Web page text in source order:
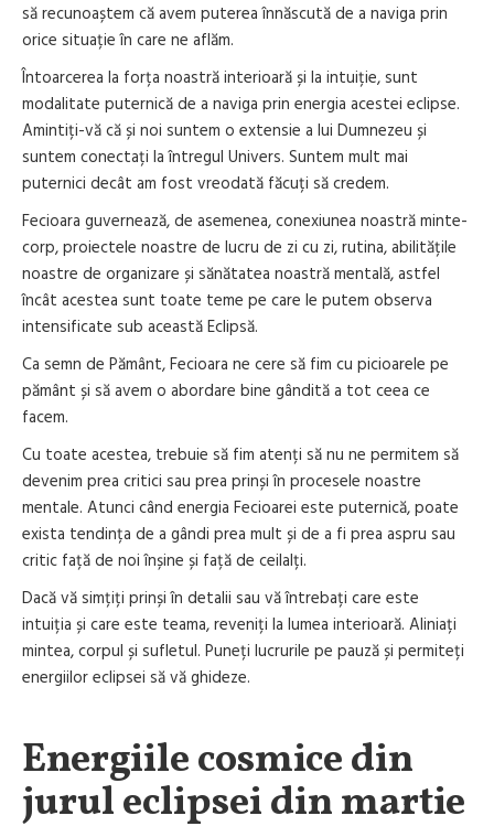
să recunoaștem că avem puterea înnăscută de a naviga prin
orice situație în care ne aflăm.
Întoarcerea la forța noastră interioară și la intuiție, sunt
modalitate puternică de a naviga prin energia acestei eclipse.
Amintiți-vă că și noi suntem o extensie a lui Dumnezeu și
suntem conectați la întregul Univers. Suntem mult mai
puternici decât am fost vreodată făcuți să credem.
Fecioara guvernează, de asemenea, conexiunea noastră minte-
corp, proiectele noastre de lucru de zi cu zi, rutina, abilitățile
noastre de organizare și sănătatea noastră mentală, astfel
încât acestea sunt toate teme pe care le putem observa
intensificate sub această Eclipsă.
Ca semn de Pământ, Fecioara ne cere să fim cu picioarele pe
pământ și să avem o abordare bine gândită a tot ceea ce
facem.
Cu toate acestea, trebuie să fim atenți să nu ne permitem să
devenim prea critici sau prea prinși în procesele noastre
mentale. Atunci când energia Fecioarei este puternică, poate
exista tendința de a gândi prea mult și de a fi prea aspru sau
critic față de noi înșine și față de ceilalți.
Dacă vă simțiți prinși în detalii sau vă întrebați care este
intuiția și care este teama, reveniți la lumea interioară. Aliniați
mintea, corpul și sufletul. Puneți lucrurile pe pauză și permiteți
energiilor eclipsei să vă ghideze.
Energiile cosmice din
jurul eclipsei din martie